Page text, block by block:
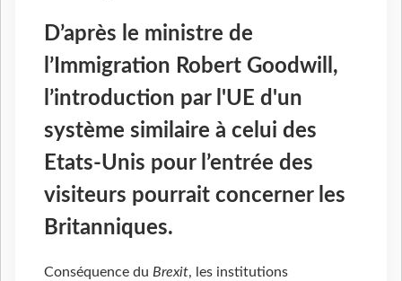
D’après le ministre de
l’Immigration Robert Goodwill,
l’introduction par l'UE d'un
système similaire à celui des
Etats-Unis pour l’entrée des
visiteurs pourrait concerner les
Britanniques.
Conséquence du Brexit, les institutions